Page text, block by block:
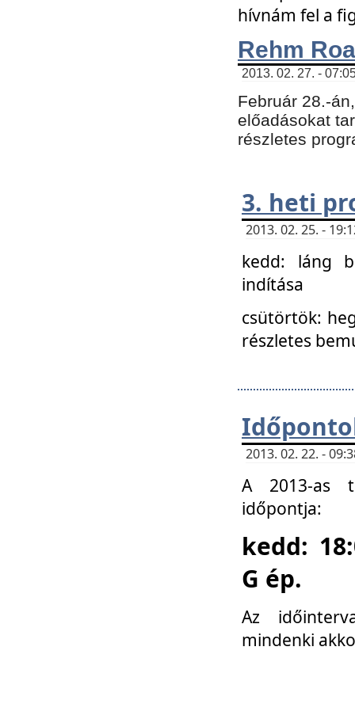
hívnám fel a
Rehm
2013. 02. 27. -
Február 28.-
előadásokat
részletes
3. heti
2013. 02. 25. -
kedd: láng
indítása
csütörtök:
részletes
2013. 02. 22. -
A 2013-as
időpontja:
kedd:
G ép.
Az
mindenki